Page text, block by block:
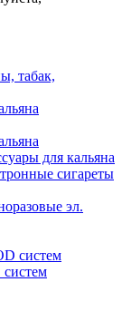
табак,
для кальяна
сигареты
эл.